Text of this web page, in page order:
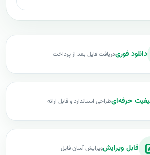
دانلود فوریدریافت فایل بعد از پرداخت
حرفه‌ایطراحی استاندارد و قابل ارائه
قابل ویرایشویرایش آسان فایل